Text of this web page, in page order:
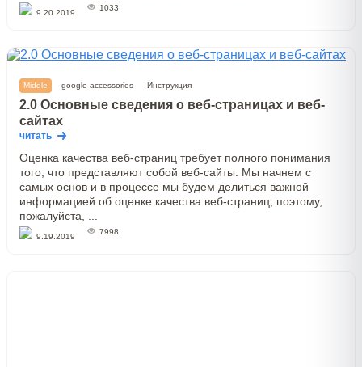
9.20.2019
1033
Middle google accessories Инструкция
2.0 Основные сведения о веб-страницах и веб-
сайтах
читать
Оценка качества веб-страниц требует полного понимания
того, что представляют собой веб-сайты. Мы начнем с
самых основ и в процессе мы будем делиться важной
информацией об оценке качества веб-страниц, поэтому,
пожалуйста, ...
9.19.2019
7998